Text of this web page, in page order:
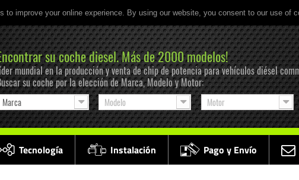
to improve your online experience. By using our website, you consent to our use of
su coche diesel. Más de 2000 modelos!
mundial en la producción y venta de chip de potencia para vehículos diésel
su coche por la elección de Marca, Modelo y Motor:
Marca Modelo Motor
Tecnología Instalación Pago y Envío